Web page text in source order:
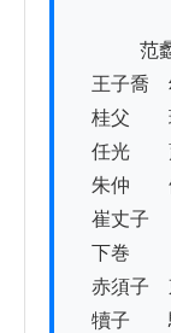
王子喬　
桂父　　
任光　　
朱仲　　
崔丈子
下巻
赤須子　
犢子　　